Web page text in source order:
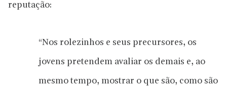
reputação:
“Nos rolezinhos e seus precursores, os
jovens pretendem avaliar os demais e, ao
mesmo tempo, mostrar o que são, como são